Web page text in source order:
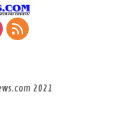
2021